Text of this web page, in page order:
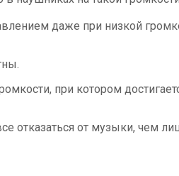
даже при низкой
при котором
отказаться от музыки, чем